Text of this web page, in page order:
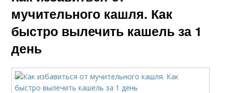
кашля
Народное средство
мучительного кашля. Как
быстро вылечить кашель за 1
день